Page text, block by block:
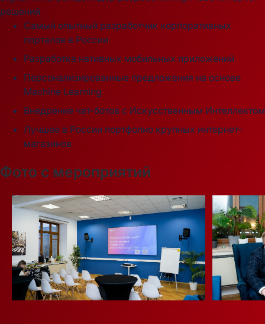
решений
Самый опытный разработчик корпоративных
порталов в России
Разработка нативных мобильных приложений
Персонализированные предложения на основе
Machine Learning
Внедрение чат-ботов с Искусственным Интеллектом
Лучшее в России портфолио крупных интернет-
магазинов
Фото с мероприятий